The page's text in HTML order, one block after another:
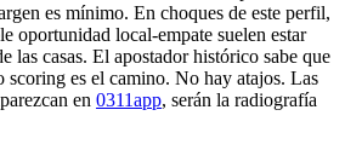
es mínimo. En choques de este perfil,
oportunidad local-empate suelen estar
las casas. El apostador histórico sabe que
es el camino. No hay atajos. Las
en 0311app, serán la radiografía